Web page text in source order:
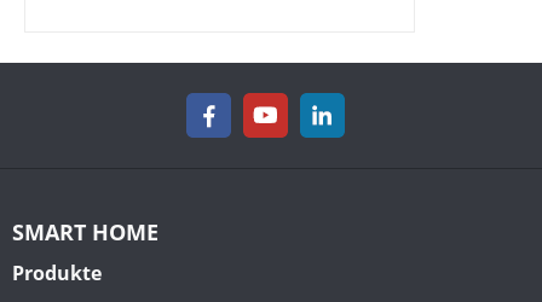
SMART HOME
Produkte